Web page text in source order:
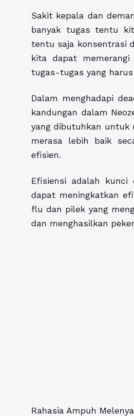
Sakit kepala dan
banyak tugas tentu
tentu saja konsentrasi
kita dapat
tugas-tugas yang
Dalam menghadapi
kandungan dalam
yang dibutuhkan untuk
merasa lebih baik
efisien.
Efisiensi adalah kunci
dapat meningkatkan
flu dan pilek yang
dan menghasilkan
Rahasia Ampuh